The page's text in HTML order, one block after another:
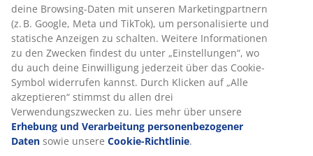
Bewertungen
(237)
Lieferung
Wenn du Marketing-Cookies akzeptierst, teilen wir deine
Browsing-Daten mit unseren Marketingpartnern (z. B.
Google, Meta und TikTok), um personalisierte und
statische Anzeigen zu schalten. Weitere Informationen zu
den Zwecken findest du unter „Einstellungen“, wo du
auch deine Einwilligung jederzeit über das Cookie-
Symbol widerrufen kannst. Durch Klicken auf „Alle
akzeptieren“ stimmst du allen drei Verwendungszwecken
zu. Lies mehr über unsereErhebung und Verarbeitung